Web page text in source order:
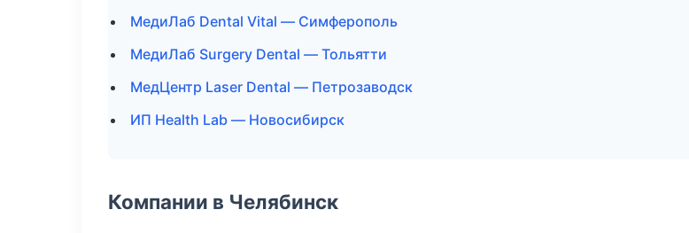
МедиЛаб Dental Vital — Симферополь
МедиЛаб Surgery Dental — Тольятти
МедЦентр Laser Dental — Петрозаводск
ИП Health Lab — Новосибирск
Компании в Челябинск